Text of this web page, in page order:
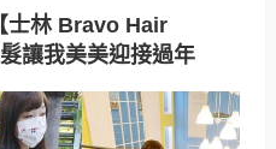
士林 Bravo Hair
讓我美美迎接過年